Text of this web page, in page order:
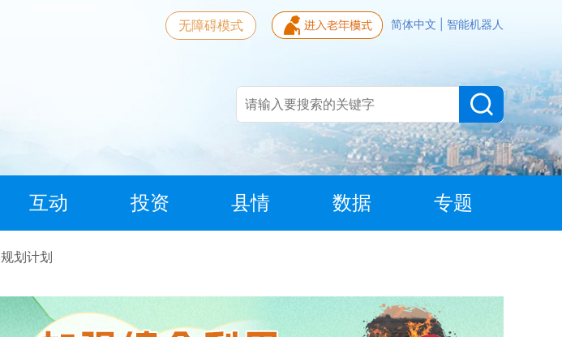
简体中文 智能机器人
无障碍模式
互动 投资 县情 数据 专题
规划计划